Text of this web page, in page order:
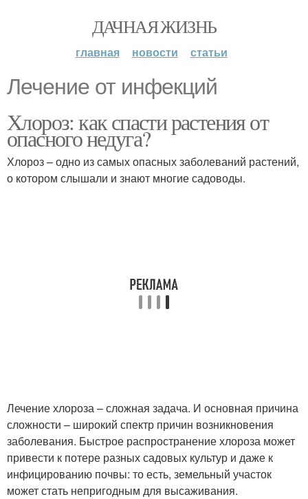
ДАЧНАЯ ЖИЗНЬ
главная новости статьи
Лечение от инфекций
Хлороз: как спасти растения от
опасного недуга?
Хлороз – одно из самых опасных заболеваний растений,
о котором слышали и знают многие садоводы.
Лечение хлороза – сложная задача. И основная причина
сложности – широкий спектр причин возникновения
заболевания. Быстрое распространение хлороза может
привести к потере разных садовых культур и даже к
инфицированию почвы: то есть, земельный участок
может стать непригодным для высаживания.